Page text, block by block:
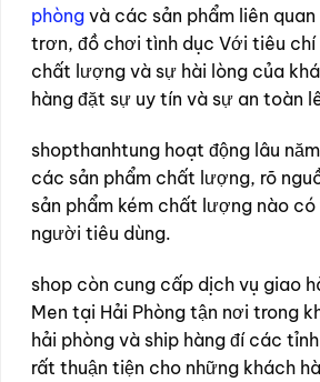
phòng và các sản phẩm liên
trơn, đồ chơi tình dục Với tiêu chí
chất lượng và sự hài lòng của
hàng đặt sự uy tín và sự an toàn
shopthanhtung hoạt động lâu
các sản phẩm chất lượng, rõ
sản phẩm kém chất lượng nào
người tiêu dùng.
shop còn cung cấp dịch vụ giao
Men tại Hải Phòng tận nơi trong
hải phòng và ship hàng đí các
rất thuận tiện cho những khách